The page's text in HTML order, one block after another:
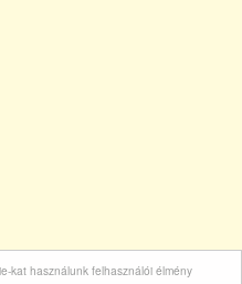
kat használunk felhasználói élmény